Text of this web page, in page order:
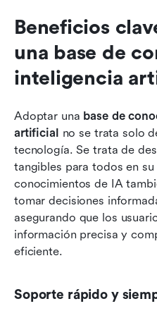
Beneficios
una base de
inteligencia
Adoptar una base de
artificial
no se trata solo
tecnología. Se trata de
tangibles para todos en
conocimientos de IA
tomar decisiones
asegurando que los
información precisa y
eficiente.
Soporte rápido y